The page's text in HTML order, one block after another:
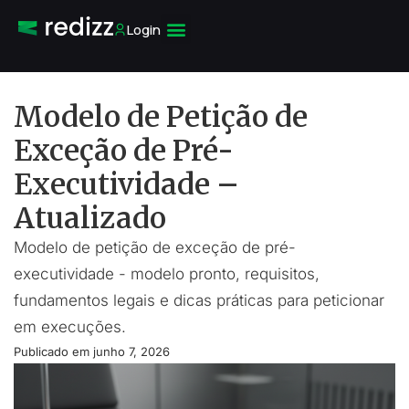
Login
Modelo de Petição de
Exceção de Pré-
Executividade –
Atualizado
Modelo de petição de exceção de pré-
executividade - modelo pronto, requisitos,
fundamentos legais e dicas práticas para peticionar
em execuções.
Publicado em junho 7, 2026